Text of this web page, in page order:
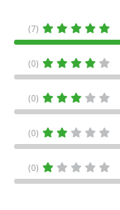
(7)
(0)
(0)
(0)
(0)